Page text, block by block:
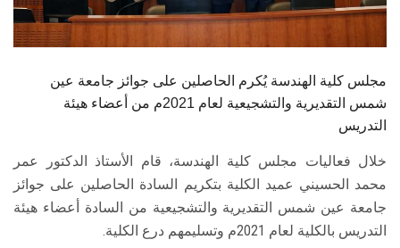
الزائـرون
مجلس كلية الهندسة يُكرم الحاصلين على جوائز جامعة عين
شمس التقديرية والتشجيعية لعام 2021م من أعضاء هيئة
التدريس
خلال فعاليات مجلس كلية الهندسة، قام الأستاذ الدكتور عمر
محمد الحسيني عميد الكلية بتكريم السادة الحاصلين على جوائز
جامعة عين شمس التقديرية والتشجيعية من السادة أعضاء هيئة
التدريس بالكلية لعام 2021م وتسليمهم درع الكلية.